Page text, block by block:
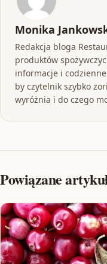
Monika
Redakcja bloga
produktów
informacje i
by czytelnik szybko
wyróżnia i do czego
Powiązane